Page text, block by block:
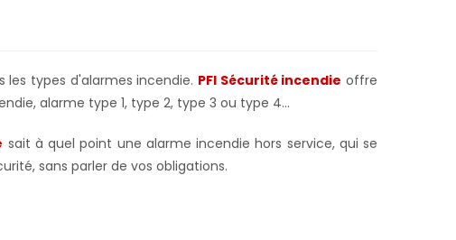
types d'alarmes incendie. PFI Sécurité incendie offre
alarme type 1, type 2, type 3 ou type 4...
sait à quel point une alarme incendie hors service, qui se
sans parler de vos obligations.